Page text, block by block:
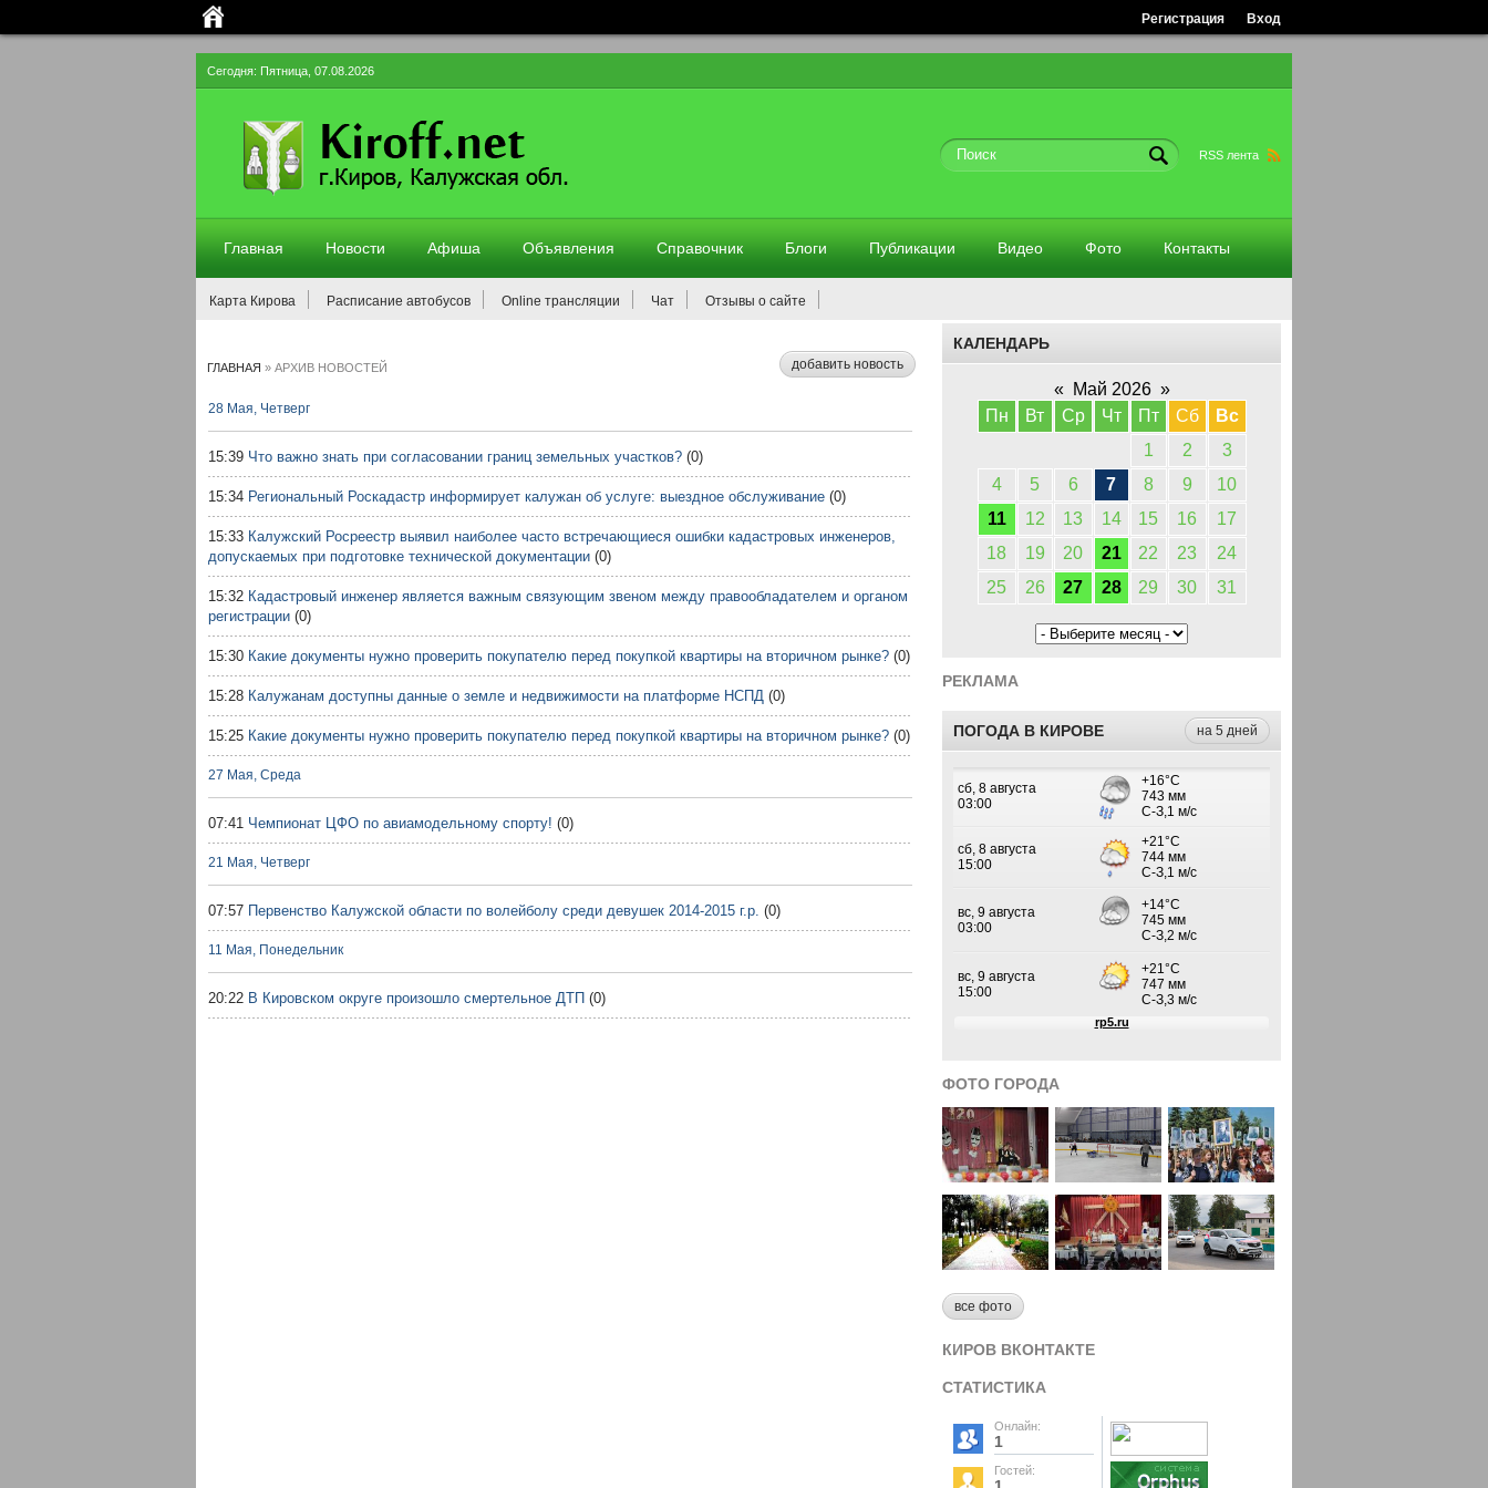
Вход
Регистрация
Сегодня: Пятница, 07.08.2026
RSS лента
Главная Новости Афиша Объявления Справочник Блоги Публикации Видео Фото Контакты
Карта Кирова Расписание автобусов Online трансляции Чат Отзывы о сайте
ГЛАВНАЯ » АРХИВ НОВОСТЕЙ
28 Мая, Четверг
15:39 Что важно знать при согласовании границ земельных участков? (0)
15:34 Региональный Роскадастр информирует калужан об услуге: выездное обслуживание (0)
15:33 Калужский Росреестр выявил наиболее часто встречающиеся ошибки кадастровых инженеров,
допускаемых при подготовке технической документации (0)
15:32 Кадастровый инженер является важным связующим звеном между правообладателем и органом
регистрации (0)
15:30 Какие документы нужно проверить покупателю перед покупкой квартиры на вторичном рынке? (0)
15:28 Калужанам доступны данные о земле и недвижимости на платформе НСПД (0)
15:25 Какие документы нужно проверить покупателю перед покупкой квартиры на вторичном рынке? (0)
27 Мая, Среда
07:41 Чемпионат ЦФО по авиамодельному спорту! (0)
21 Мая, Четверг
07:57 Первенство Калужской области по волейболу среди девушек 2014-2015 г.р. (0)
11 Мая, Понедельник
20:22 В Кировском округе произошло смертельное ДТП (0)
добавить новость
КАЛЕНДАРЬ
« Май 2026 »
Пн
Вт Ср Чт Пт Сб
Вс
1
2
3
4
5 6 7 8 9
10
11
12 13 14 15 16
17
18
19 20 21 22 23
24
25
26 27 28 29 30 31
РЕКЛАМА
ПОГОДА В КИРОВЕ на 5 дней
ФОТО ГОРОДА
все фото
КИРОВ ВКОНТАКТЕ
СТАТИСТИКА
Онлайн:
1
Гостей: